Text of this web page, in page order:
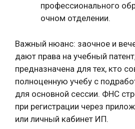
профессионального
очном отделении.
Важный нюанс: заочное и
дают права на учебный
предназначена для тех, кто
полноценную учебу с
для основной сессии. ФНС
при регистрации через
или личный кабинет ИП.